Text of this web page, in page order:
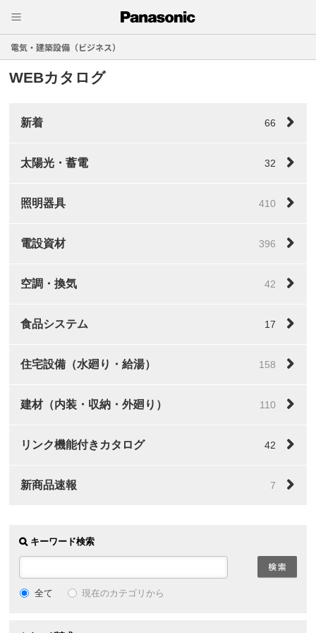
電気・建築設備（ビジネス）
WEBカタログ
新着 66
太陽光・蓄電 32
照明器具 410
電設資材 396
空調・換気 42
食品システム 17
住宅設備（水廻り・給湯） 158
建材（内装・収納・外廻り） 110
リンク機能付きカタログ 42
新商品速報 7
キーワード検索
全て 現在のカテゴリから